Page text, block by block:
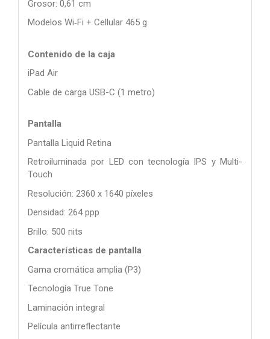
Grosor: 0,61 cm
Modelos Wi‑Fi + Cellular 465 g
Contenido de la caja
iPad Air
Cable de carga USB-C (1 metro)
Pantalla
Pantalla Liquid Retina
Retroiluminada por LED con tecnología IPS y Multi-
Touch
Resolución: 2360 x 1640 píxeles
Densidad: 264 ppp
Brillo: 500 nits
Características de pantalla
Gama cromática amplia (P3)
Tecnología True Tone
Laminación integral
Película antirreflectante